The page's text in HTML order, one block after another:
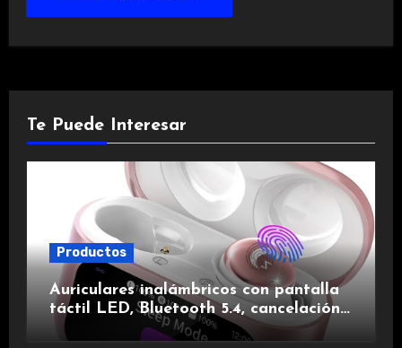
Te Puede Interesar
Productos
Auriculares inalámbricos con pantalla
táctil LED, Bluetooth 5.4, cancelación
de ruido, impermeables y de larga